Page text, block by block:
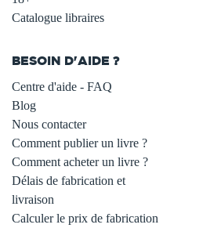
Catalogue libraires
BESOIN D'AIDE ?
Centre d'aide - FAQ
Blog
Nous contacter
Comment publier un livre ?
Comment acheter un livre ?
Délais de fabrication et
livraison
Calculer le prix de fabrication